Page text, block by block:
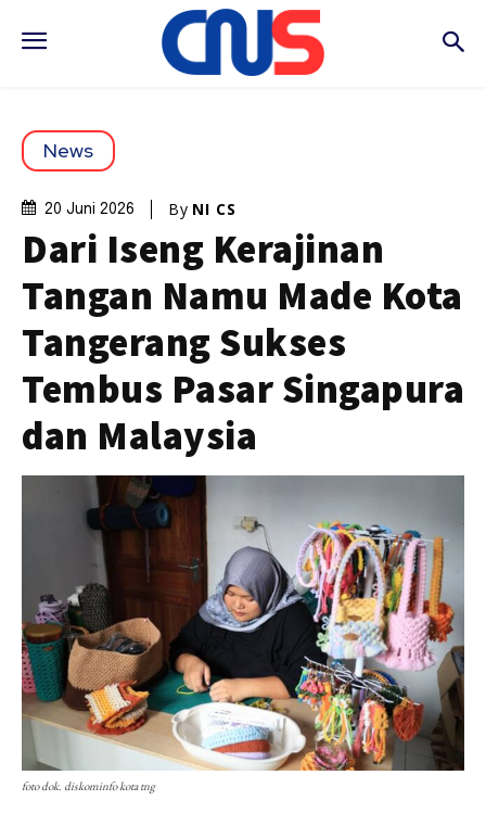
News
20 Juni 2026 By NI CS
Dari Iseng Kerajinan
Tangan Namu Made Kota
Tangerang Sukses
Tembus Pasar Singapura
dan Malaysia
foto dok. diskominfo kota tng